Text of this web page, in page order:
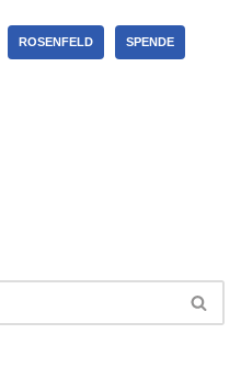
ROSENFELD SPENDE